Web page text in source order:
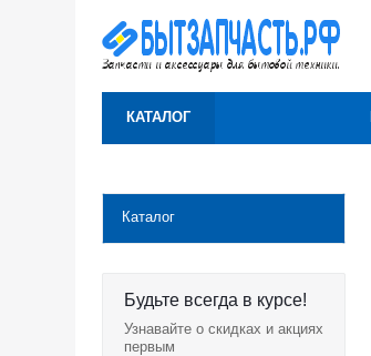
КАТАЛОГ
Каталог
Будьте всегда в курсе!
Узнавайте о скидках и акциях
первым